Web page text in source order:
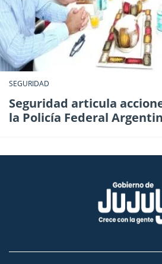
SEGURIDAD
Seguridad articula
la Policía Federal